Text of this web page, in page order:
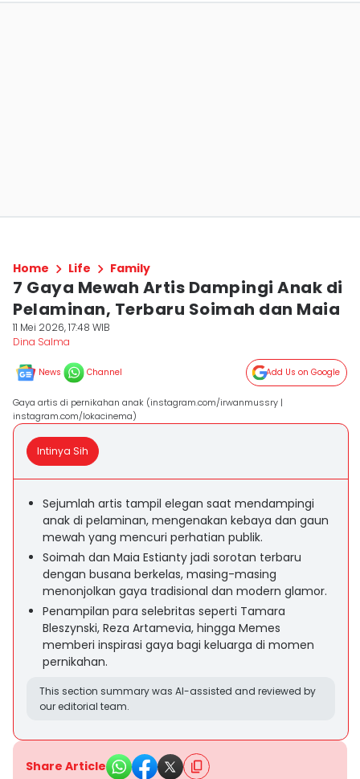
Home Life Family
7 Gaya Mewah Artis Dampingi Anak di
Pelaminan, Terbaru Soimah dan Maia
11 Mei 2026, 17:48 WIB
Dina Salma
News Channel Add Us on Google
Gaya artis di pernikahan anak (instagram.com/irwanmussry |
instagram.com/lokacinema)
Intinya Sih
Sejumlah artis tampil elegan saat mendampingi
anak di pelaminan, mengenakan kebaya dan gaun
mewah yang mencuri perhatian publik.
Soimah dan Maia Estianty jadi sorotan terbaru
dengan busana berkelas, masing-masing
menonjolkan gaya tradisional dan modern glamor.
Penampilan para selebritas seperti Tamara
Bleszynski, Reza Artamevia, hingga Memes
memberi inspirasi gaya bagi keluarga di momen
pernikahan.
This section summary was AI-assisted and reviewed by
our editorial team.
Share Article